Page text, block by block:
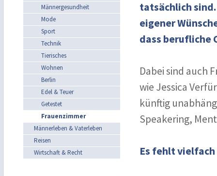
Männergesundheit
Mode
Sport
Technik
Tierisches
Wohnen
Berlin
Edel & Teuer
Getestet
Frauenzimmer
Männerleben & Vaterleben
Reisen
Wirtschaft & Recht
tatsächlich
eigener
dass berufliche
Dabei sind auch
wie Jessica
künftig
Speakering,
Es fehlt vielfach